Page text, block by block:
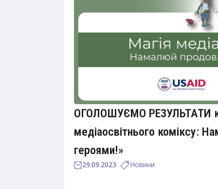
ОГОЛОШУЄМО РЕЗУЛЬТАТИ
медіаосвітнього коміксу:
героями!»
29.09.2023 Новини